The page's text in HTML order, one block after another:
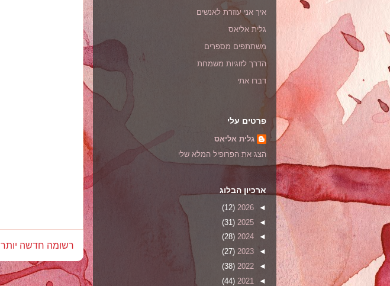
רשומה חדשה יותר
איך אני עוזרת לאנשים
גלית אליאס
משתתפים מספרים
הדרך לזוגיות משמחת
דברו אתי
פרטים עלי
גלית אליאס
הצג את הפרופיל המלא שלי
ארכיון הבלוג
◄
2026
(12)
◄
2025
(31)
◄
2024
(28)
◄
2023
(27)
◄
2022
(38)
◄
2021
(44)